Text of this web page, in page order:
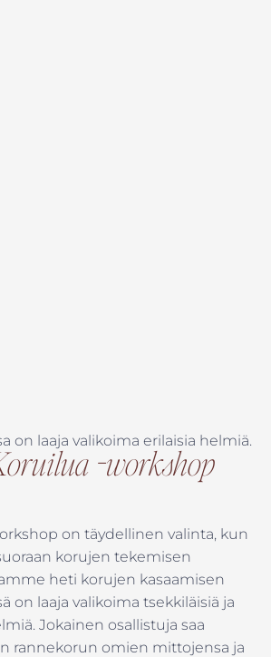
on laaja valikoima erilaisia helmiä.
-workshop
on täydellinen valinta, kun
korujen tekemisen
heti korujen kasaamisen
on laaja valikoima tsekkiläisiä ja
Jokainen osallistuja saa
rannekorun omien mittojensa ja